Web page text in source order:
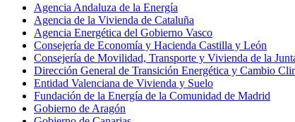
Agencia Andaluza de la Energía
Agencia de la Vivienda de Cataluña
Agencia Energética del Gobierno Vasco
Consejería de Economía y Hacienda Castilla y León
Consejería de Movilidad, Transporte y Vivienda de la
Dirección General de Transición Energética y Cambio
Entidad Valenciana de Vivienda y Suelo
Fundación de la Energía de la Comunidad de Madrid
Gobierno de Aragón